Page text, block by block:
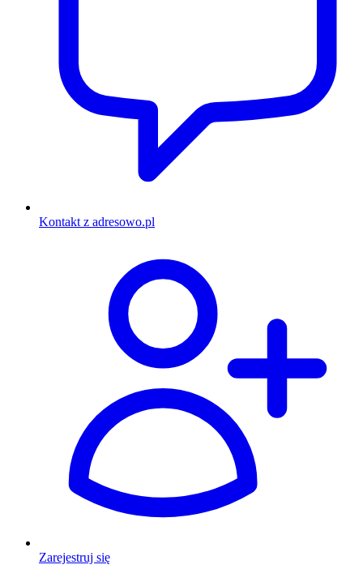
Kontakt z adresowo.pl
Zarejestruj się